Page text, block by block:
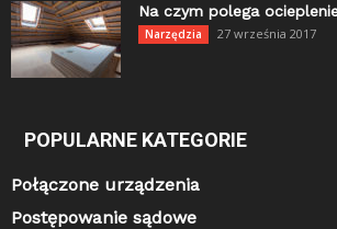
Na czym polega
Narzędzia 27 września 2017
POPULARNE KATEGORIE
Połączone urządzenia
Postępowanie sądowe